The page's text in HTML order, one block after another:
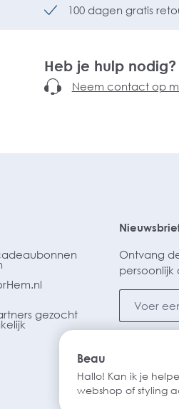
100 dagen gratis
Heb je hulp nodig?
Neem contact op
gezocht
Ontvang
persoonlijk
Beau
Hallo! Kan ik je
webshop of styling